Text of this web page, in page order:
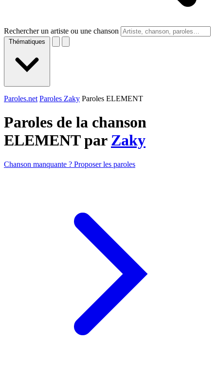
Rechercher un artiste ou une chanson
Thématiques
Paroles.net Paroles Zaky Paroles ELEMENT
Paroles de la chanson
ELEMENT par Zaky
Chanson manquante ? Proposer les paroles